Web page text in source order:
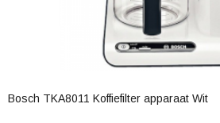
Bosch TKA8011 Koffiefilter apparaat Wit